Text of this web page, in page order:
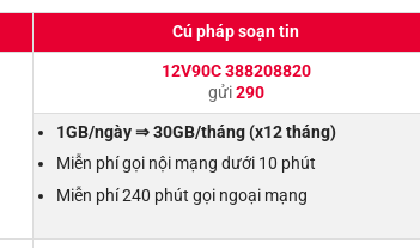
Cú pháp soạn tin
12V90C 388208820
gửi290
1GB/ngày ⇒ 30GB/tháng (x12 tháng)
Miễn phí gọi nội mạng dưới 10 phút
Miễn phí 240 phút gọi ngoại mạng